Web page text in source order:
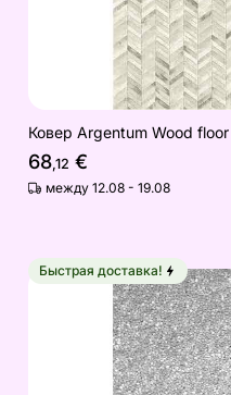
Ковер Argentum Wood
68,12 €
между 12.08 - 19.08
Narma ковер Bello
Быстрая доставка!